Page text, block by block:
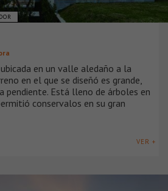
en un valle aledaño a la
en el que se diseñó es grande,
pendiente. Está lleno de árboles en
conservalos en su gran
VER +